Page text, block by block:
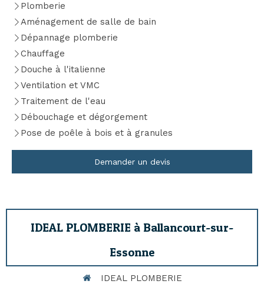
Plomberie
Aménagement de salle de bain
Dépannage plomberie
Chauffage
Douche à l'italienne
Ventilation et VMC
Traitement de l'eau
Débouchage et dégorgement
Pose de poêle à bois et à granules
Demander un devis
IDEAL PLOMBERIE à Ballancourt-sur-
Essonne
IDEAL PLOMBERIE